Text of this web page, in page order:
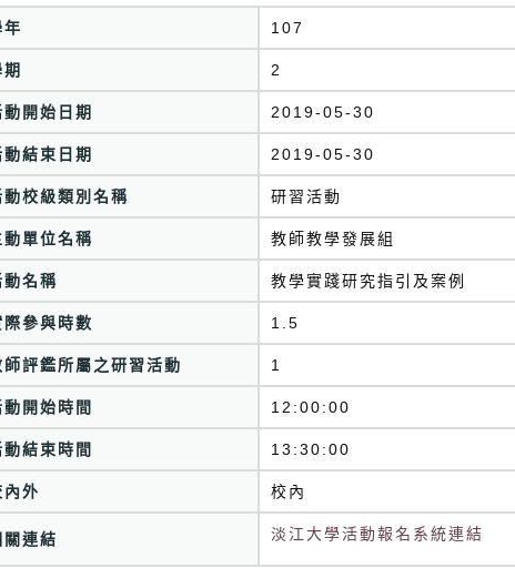
年 107
2
動開始日期 2019-05-30
動結束日期 2019-05-30
動校級類別名稱 研習活動
動單位名稱 教師教學發展組
動名稱 教學實踐研究指引及案例
際參與時數 1.5
師評鑑所屬之研習活動 1
動開始時間 12:00:00
動結束時間 13:30:00
內外 校內
關連結 淡江大學活動報名系統連結